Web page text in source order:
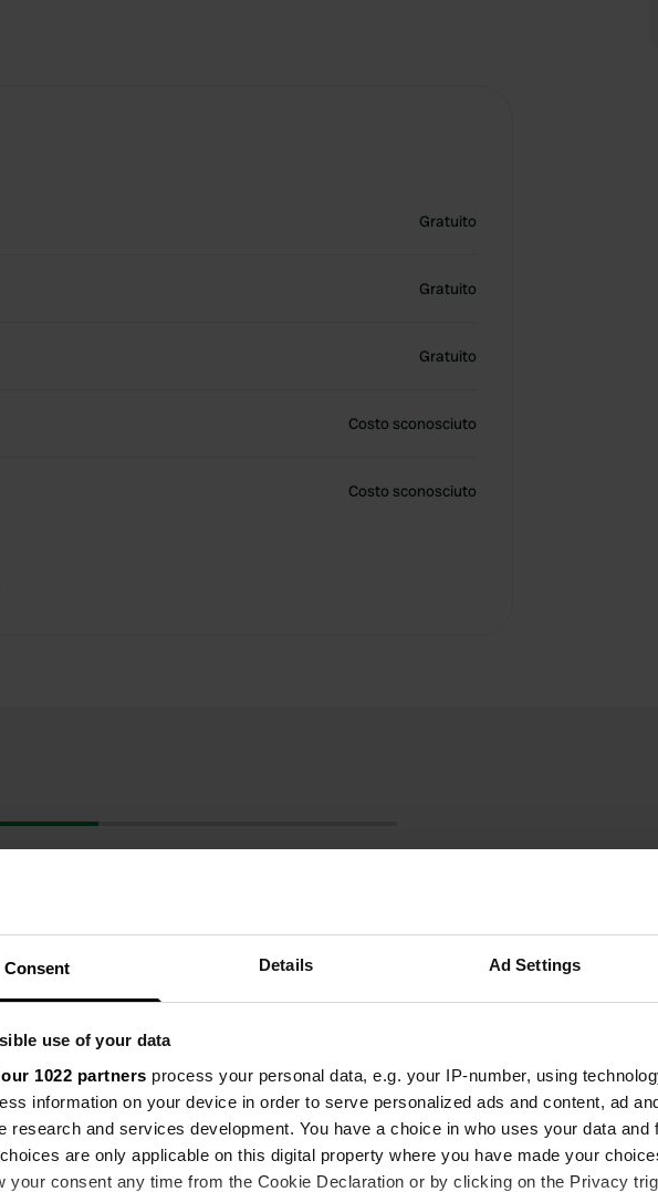
Consent Details Ad Settings
use of your data
our 1022 partners process your personal data, e.g. your IP-number, using
information on your device in order to serve personalized ads and content, ad
research and services development. You have a choice in who uses your data and
are only applicable on this digital property where you have made your
your consent any time from the Cookie Declaration or by clicking on the Privacy
Gratuito
Gratuito
Gratuito
Costo sconosciuto
Costo sconosciuto
leggere le recensioni:
dei filtri nelle recensioni